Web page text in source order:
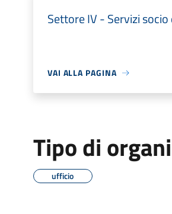
Settore IV - Servizi
VAI ALLA PAGINA
Tipo di
ufficio